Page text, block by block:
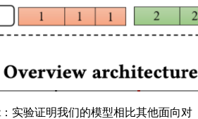
实验证明我们的模型相比其他面向对